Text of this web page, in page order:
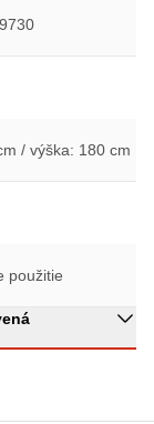
/ výška: 180 cm
použitie